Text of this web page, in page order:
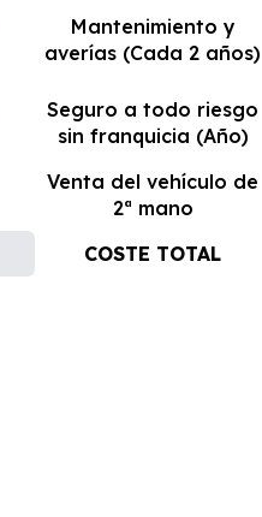
Mantenimiento y
averías (Cada 2 años)
Seguro a todo riesgo
sin franquicia (Año)
Venta del vehículo de
2ª mano
COSTE TOTAL